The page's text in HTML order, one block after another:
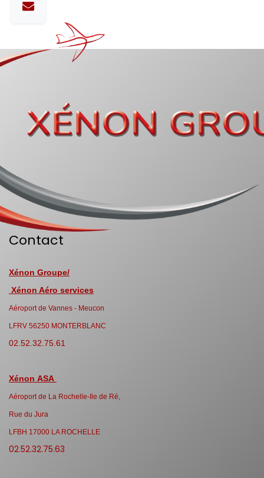
Contact
Xénon Groupe/
Xénon Aéro services
Aéroport de Vannes - Meucon
LFRV 56250 MONTERBLANC
02.52.32.75.61
Xénon ASA
Aéroport de La Rochelle-Ile de Ré,
Rue du Jura
LFBH 17000 LA ROCHELLE
02.52.32.75.63